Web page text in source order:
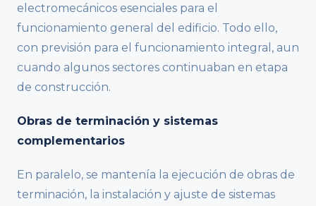
electromecánicos esenciales para el
funcionamiento general del edificio. Todo ello,
con previsión para el funcionamiento integral, aun
cuando algunos sectores continuaban en etapa
de construcción.
Obras de terminación y sistemas
complementarios
En paralelo, se mantenía la ejecución de obras de
terminación, la instalación y ajuste de sistemas